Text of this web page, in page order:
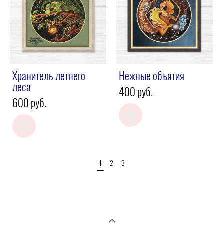
Хранитель летнего
леса
600 pуб.
Нежные объятия
400 pуб.
2 3